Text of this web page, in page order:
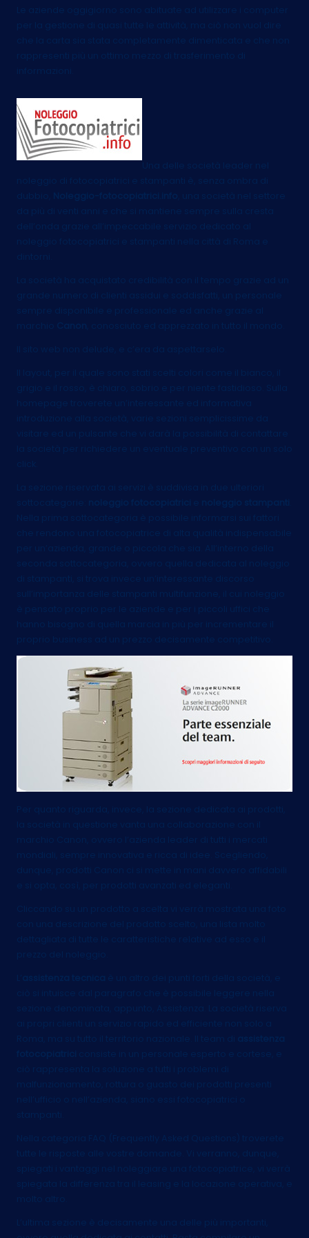
Le aziende oggigiorno sono abituate ad utilizzare i computer
per la gestione di quasi tutte le attività, ma ciò non vuol dire
che la carta sia stata completamente dimenticata e che non
rappresenti più un ottimo mezzo di trasferimento di
informazioni.
Una delle società leader nel
noleggio di fotocopiatrici e stampanti è, senza ombra di
dubbio,
Noleggio-fotocopiatrici.info
, una società nel settore
da più di venti anni e che si mantiene sempre sulla cresta
dell’onda grazie all’impeccabile servizio dedicato al
noleggio fotocopiatrici e stampanti nella città di Roma e
dintorni.
La società ha acquistato credibilità con il tempo grazie ad un
grande numero di clienti assidui e soddisfatti, un personale
sempre disponibile e professionale ed anche grazie al
marchio
Canon , conosciuto ed apprezzato in tutto il mondo.
Il sito web non delude, e c’era da aspettarselo.
Il layout, per il quale sono stati scelti colori come il bianco, il
grigio e il rosso, è chiaro, sobrio e per niente fastidioso. Sulla
homepage troverete un’interessante ed informativa
introduzione alla società, varie sezioni semplicissime da
visitare ed un pulsante che vi darà la possibilità di contattare
la società per richiedere un eventuale preventivo con un solo
La sezione riservata ai servizi è suddivisa in due ulteriori
sottocategorie:
noleggio fotocopiatrici e noleggio stampanti
Nella prima sottocategoria è possibile informarsi sui fattori
che rendono una fotocopiatrice di alta qualità indispensabile
per un’azienda, grande o piccola che sia. All’interno della
seconda sottocategoria, ovvero quella dedicata al noleggio
di stampanti, si trova invece un’interessante discorso
sull’importanza delle stampanti multifunzione, il cui noleggio
è pensato proprio per le aziende e per i piccoli uffici che
hanno bisogno di quella marcia in più per incrementare il
proprio business ad un prezzo decisamente competitivo.
Per quanto riguarda, invece, la sezione dedicata ai prodotti,
la società in questione vanta una collaborazione con il
marchio Canon, ovvero l’azienda leader di tutti i mercati
mondiali, sempre innovativa e ricca di idee. Scegliendo,
dunque, prodotti Canon ci si mette in mani davvero affidabili
e si opta, così, per prodotti avanzati ed eleganti.
Cliccando su un prodotto a scelta vi verrà mostrata una foto
con una descrizione del prodotto scelto, una lista molto
dettagliata di tutte le caratteristiche relative ad esso e il
prezzo del noleggio.
assistenza tecnica
è un altro dei punti forti della società, e
ciò si intuisce dal paragrafo che è possibile leggere nella
sezione denominata, appunto, Assistenza. La società riserva
ai propri clienti un servizio rapido ed efficiente non solo a
Roma, ma su tutto il territorio nazionale. Il team di
assistenza
fotocopiatrici
consiste in un personale esperto e cortese, e
ciò rappresenta la soluzione a tutti i problemi di
malfunzionamento, rottura o guasto dei prodotti presenti
nell’ufficio o nell’azienda, siano essi fotocopiatrici o
Nella categoria FAQ (Frequently Asked Questions) troverete
tutte le risposte alle vostre domande. Vi verranno, dunque,
spiegati i vantaggi nel noleggiare una fotocopiatrice, vi verrà
spiegata la differenza tra il leasing e la locazione operativa, e
molto altro.
L’ultima sezione è decisamente una delle più importanti,